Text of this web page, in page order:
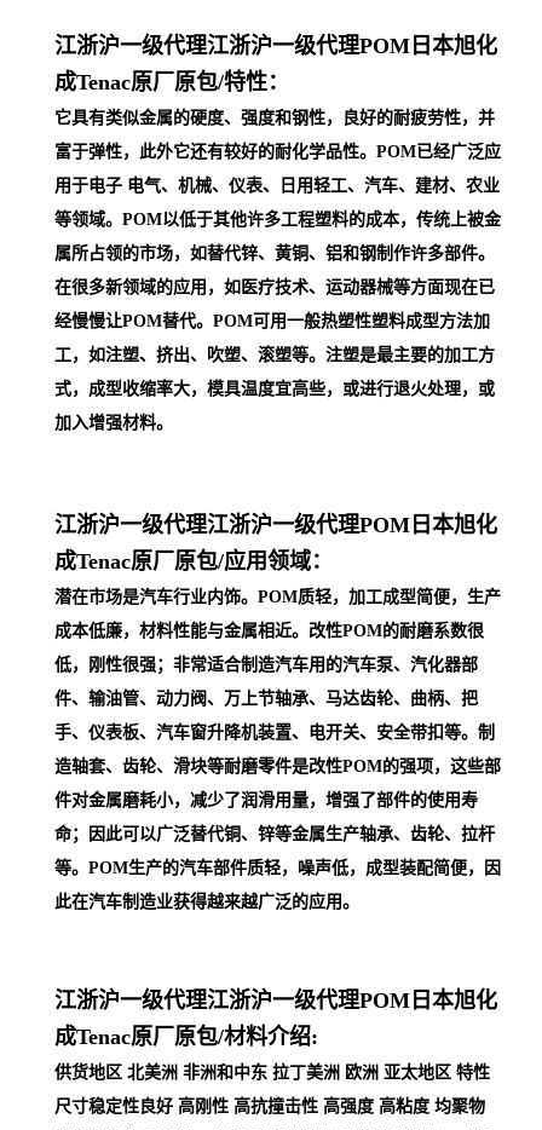
江浙沪一级代理江浙沪一级代理POM日本旭化
成Tenac原厂原包/特性：
它具有类似金属的硬度、强度和钢性，良好的耐疲劳性，并
富于弹性，此外它还有较好的耐化学品性。POM已经广泛应
用于电子 电气、机械、仪表、日用轻工、汽车、建材、农业
等领域。POM以低于其他许多工程塑料的成本，传统上被金
属所占领的市场，如替代锌、黄铜、铝和钢制作许多部件。
在很多新领域的应用，如医疗技术、运动器械等方面现在已
经慢慢让POM替代。POM可用一般热塑性塑料成型方法加
工，如注塑、挤出、吹塑、滚塑等。注塑是最主要的加工方
式，成型收缩率大，模具温度宜高些，或进行退火处理，或
加入增强材料。
江浙沪一级代理江浙沪一级代理POM日本旭化
成Tenac原厂原包/应用领域：
潜在市场是汽车行业内饰。POM质轻，加工成型简便，生产
成本低廉，材料性能与金属相近。改性POM的耐磨系数很
低，刚性很强；非常适合制造汽车用的汽车泵、汽化器部
件、输油管、动力阀、万上节轴承、马达齿轮、曲柄、把
手、仪表板、汽车窗升降机装置、电开关、安全带扣等。制
造轴套、齿轮、滑块等耐磨零件是改性POM的强项，这些部
件对金属磨耗小，减少了润滑用量，增强了部件的使用寿
命；因此可以广泛替代铜、锌等金属生产轴承、齿轮、拉杆
等。POM生产的汽车部件质轻，噪声低，成型装配简便，因
此在汽车制 造业获得越来越广泛的应用。
江浙沪一级代理江浙沪一级代理POM日本旭化
成Tenac原厂原包/材料介绍:
供货地区 北美洲 非洲和中东 拉丁美洲 欧洲 亚太地区 特性
尺寸稳定性良好 高刚性 高抗撞击性 高强度 高粘度 均聚物